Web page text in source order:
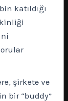
katıldığı
şirkete ve
bir “buddy”